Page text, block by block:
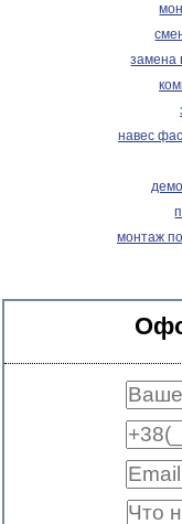
замена
навес
монтаж